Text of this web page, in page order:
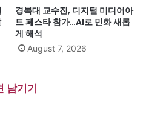
경복대 교수진, 디지털 미디어아
트 페스타 참가…AI로 민화 새롭
게 해석
August 7, 2026
남기기